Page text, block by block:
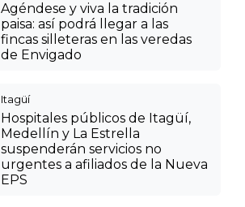
Agéndese y viva la tradición
paisa: así podrá llegar a las
fincas silleteras en las veredas
de Envigado
Itagüí
Hospitales públicos de Itagüí,
Medellín y La Estrella
suspenderán servicios no
urgentes a afiliados de la Nueva
EPS